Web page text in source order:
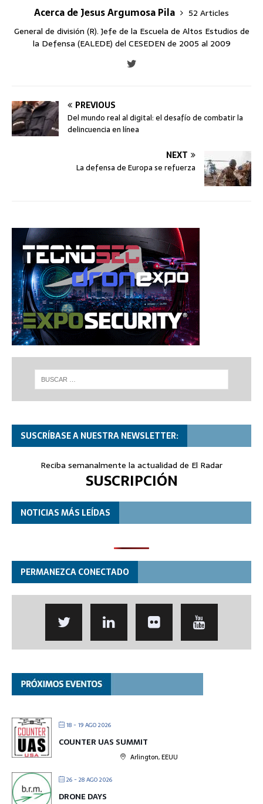
Acerca de Jesus Argumosa Pila
52 Articles
General de división (R). Jefe de la Escuela de Altos Estudios de
la Defensa (EALEDE) del CESEDEN de 2005 al 2009
PREVIOUS
Del mundo real al digital: el desafío de combatir la
delincuencia en línea
NEXT
La defensa de Europa se refuerza
SUSCRÍBASE A NUESTRA NEWSLETTER:
Reciba semanalmente la actualidad de El Radar
SUSCRIPCIÓN
NOTICIAS MÁS LEÍDAS
PERMANEZCA CONECTADO
18 - 19 AGO 2026
COUNTER UAS SUMMIT
Arlington, EEUU
26 - 28 AGO 2026
DRONE DAYS